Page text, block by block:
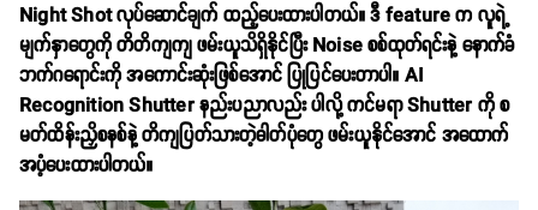
Night Shot လုပ်ဆောင်ချက် ထည့်ပေးထားပါတယ်။ ဒီ feature က လူရဲ့
မျက်နှာတွေကို တိတိကျကျ ဖမ်းယူသိရှိနိုင်ပြီး Noise စစ်ထုတ်ရင်းနဲ့ နောက်ခံ
ဘက်ဂရောင်းကို အကောင်းဆုံးဖြစ်အောင် ပြုပြင်ပေးတာပါ။ AI
Recognition Shutter နည်းပညာလည်း ပါလို့ ကင်မရာ Shutter ကို စ
မတ်ထိန်းညှိစနစ်နဲ့ တိကျပြတ်သားတဲ့ဓါတ်ပုံတွေ ဖမ်းယူနိုင်အောင် အထောက်
အပံ့ပေးထားပါတယ်။